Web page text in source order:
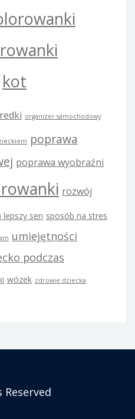
kot
organizer samochodowy
poprawa
poprawa wyobraźni
rozwój
lepszy sen sposób na stres
umiejętności
podczas
wózek zdrowie dziecka
Reserved